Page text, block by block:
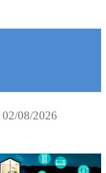
02/08/2026